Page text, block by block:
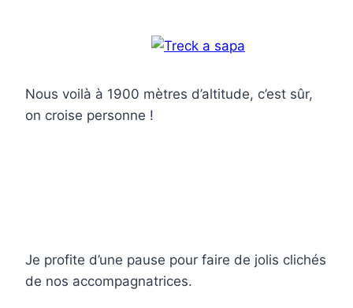
Nous voilà à 1900 mètres d’altitude, c’est sûr,
on croise personne !
Je profite d’une pause pour faire de jolis clichés
de nos accompagnatrices.